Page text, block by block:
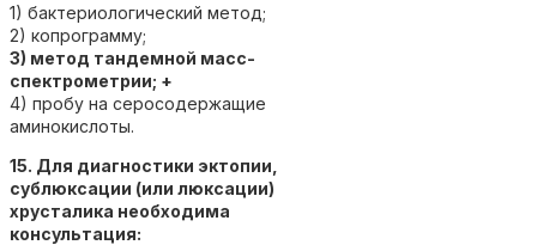
1) бактериологический метод;
2) копрограмму;
3) метод тандемной масс-
спектрометрии; +
4) пробу на серосодержащие
аминокислоты.
15. Для диагностики эктопии,
сублюксации (или люксации)
хрусталика необходима
консультация: